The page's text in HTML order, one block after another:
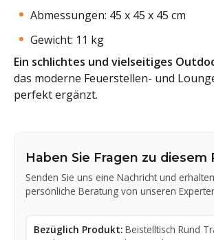
Abmessungen: 45 x 45 x 45 cm
Gewicht: 11 kg
Ein schlichtes und vielseitiges
das moderne Feuerstellen- und
perfekt ergänzt.
Haben Sie Fragen zu diesem
Senden Sie uns eine Nachricht und
persönliche Beratung von unseren
Bezüglich Produkt: Beistelltisch Rund